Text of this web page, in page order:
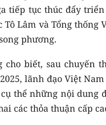
tiếp tục thúc đẩy
Tô Lâm và Tổng
phương.
biết, sau chuyến
lãnh đạo Việt
thể những nội dung
các thỏa thuận cấp